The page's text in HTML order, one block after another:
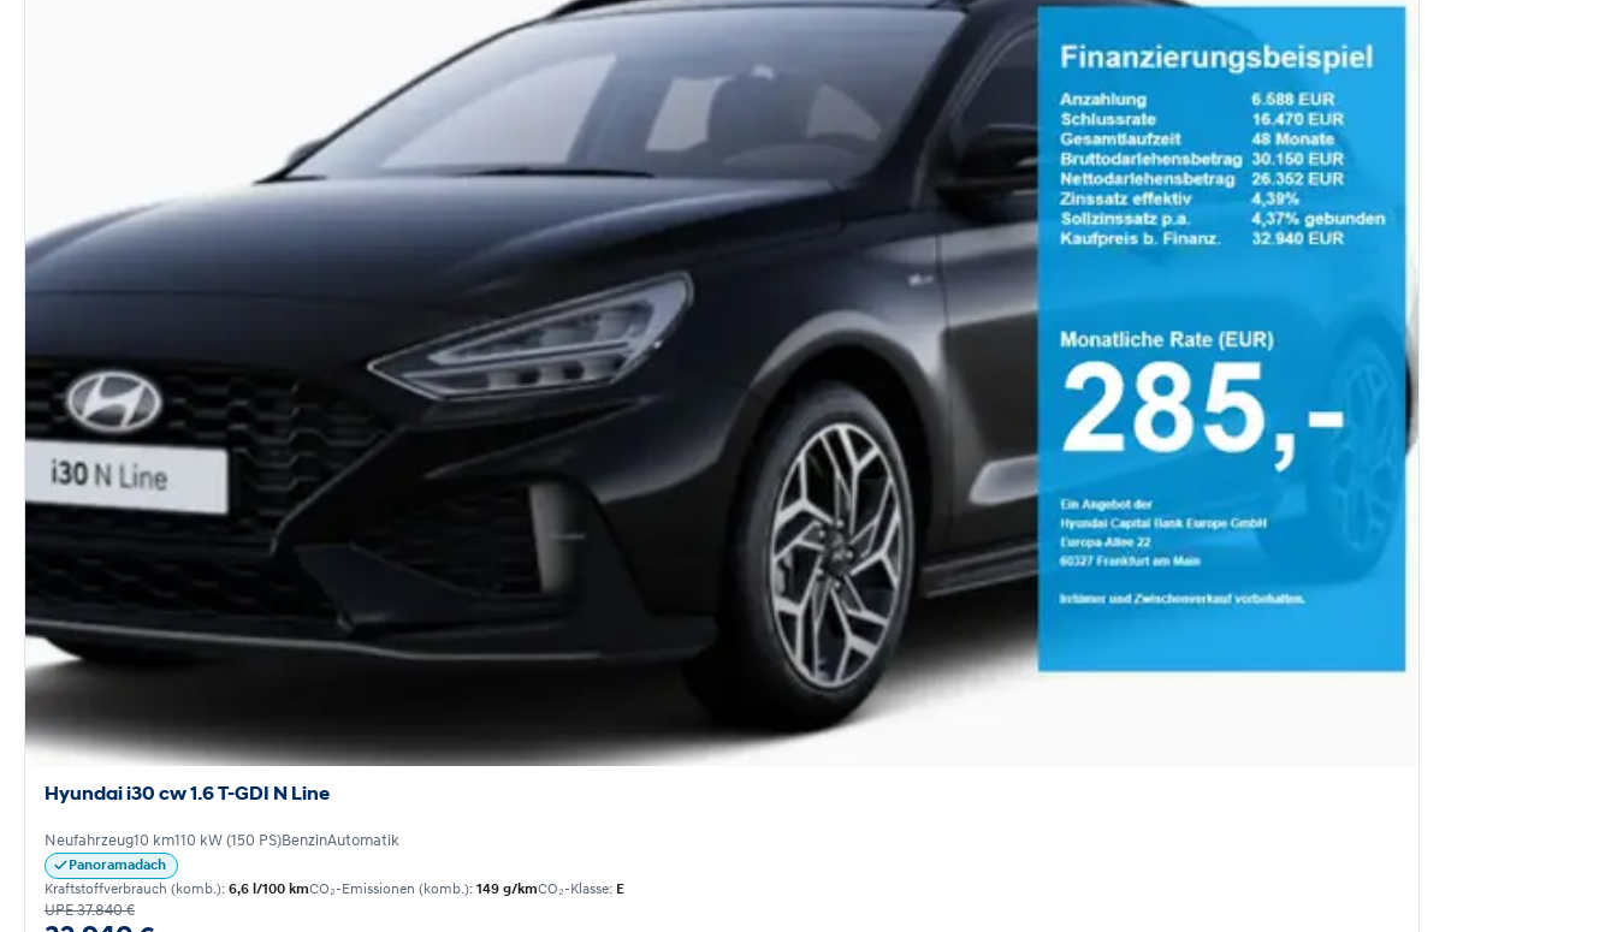
Hyundai i30 cw 1.6 T-GDI N Line
Neufahrzeug10 km110 kW (150 PS)BenzinAutomatik
Panoramadach
Kraftstoffverbrauch (komb.): 6,6 l/100 kmCO₂-Emissionen (komb.): 149 g/kmCO₂-Klasse: E
UPE 37.840 €